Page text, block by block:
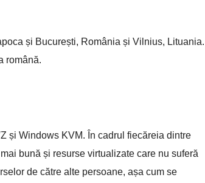
și București, România și Vilnius, Lituania.
română.
și Windows KVM. În cadrul fiecăreia dintre
bună și resurse virtualizate care nu suferă
de către alte persoane, așa cum se